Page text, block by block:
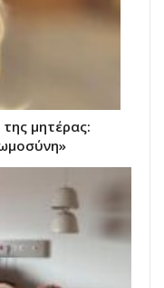
μητέρας: